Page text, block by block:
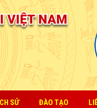
SỬ ĐÀO TẠO